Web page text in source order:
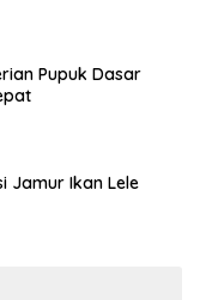
Pupuk Dasar
Jamur Ikan Lele